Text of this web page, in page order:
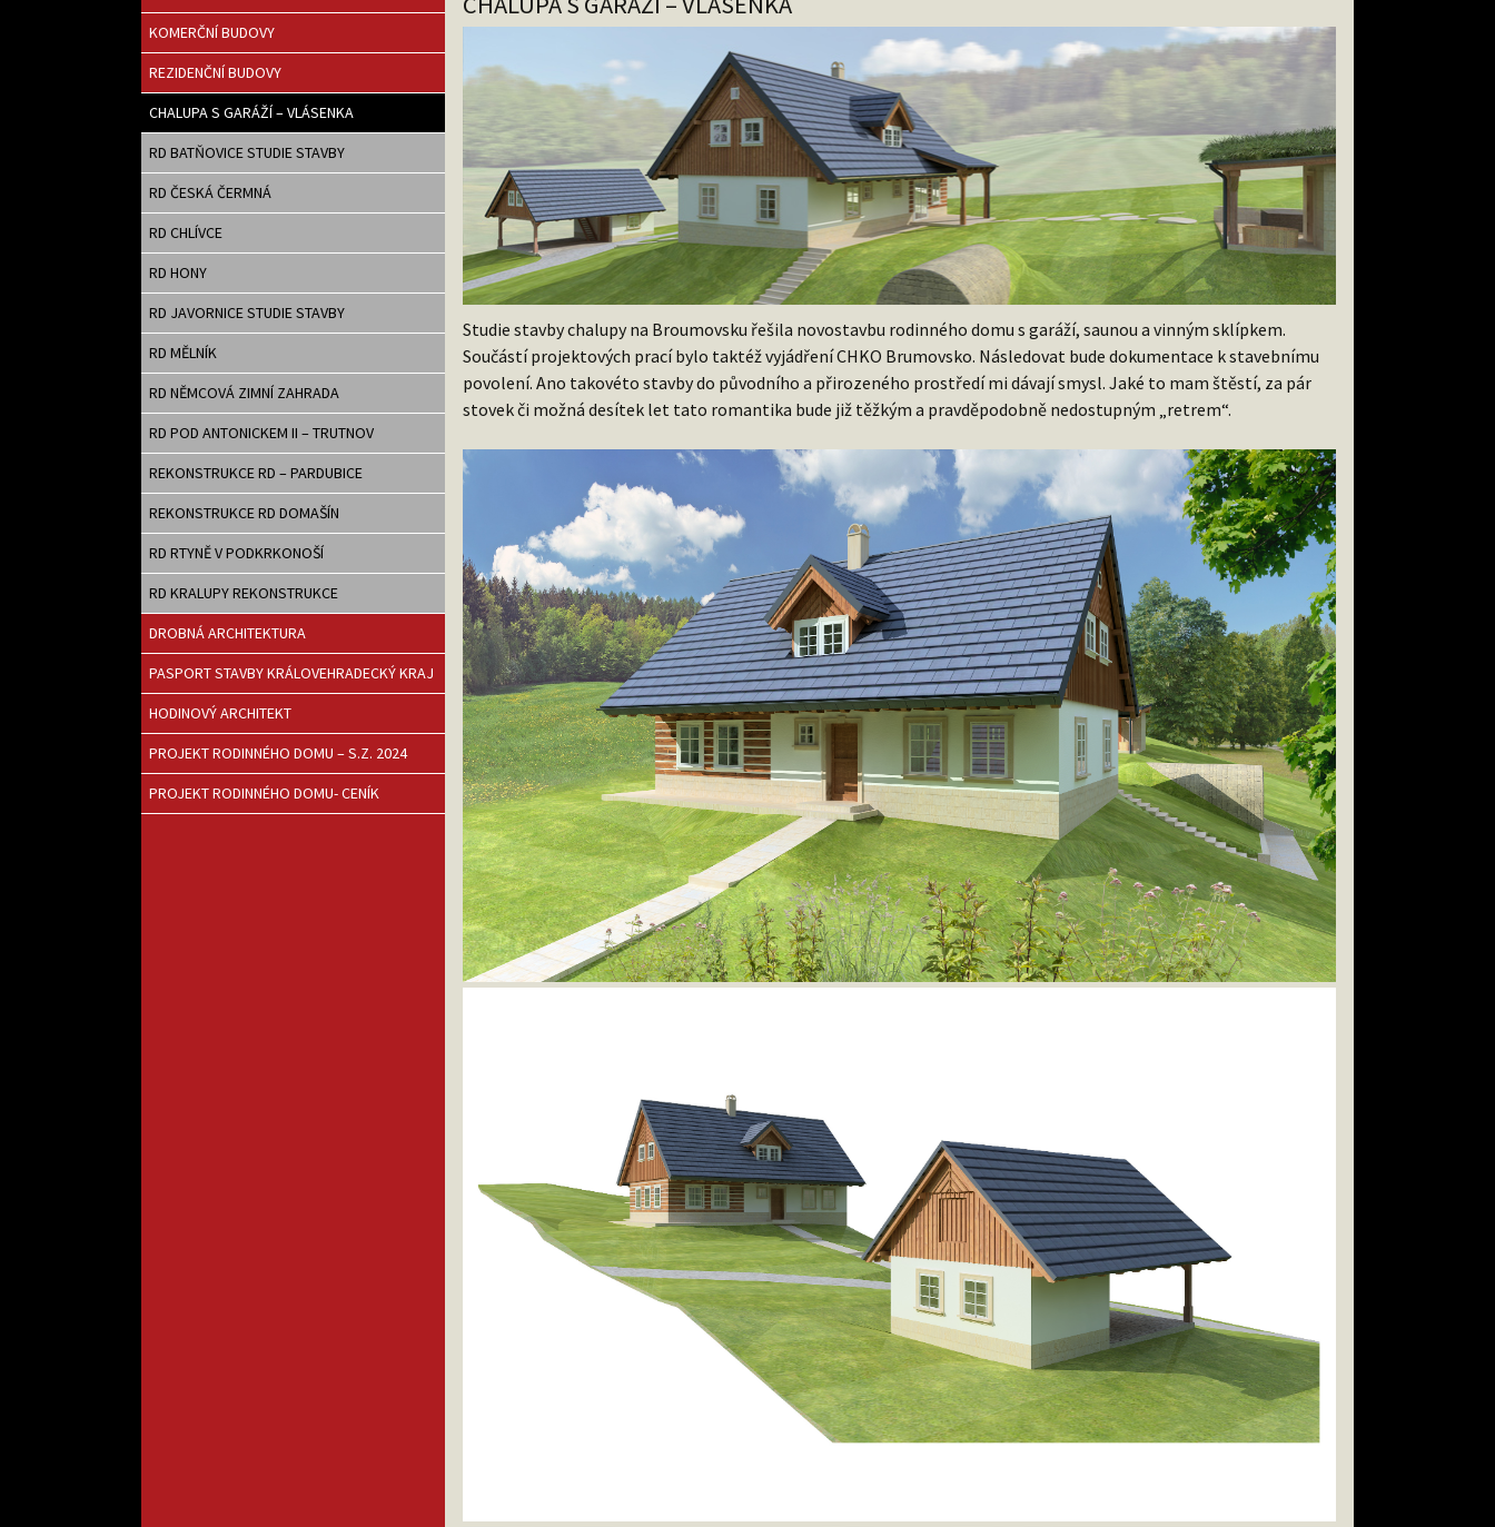
KOMERČNÍ BUDOVY
REZIDENČNÍ BUDOVY
CHALUPA S GARÁŽÍ – VLÁSENKA
RD BATŇOVICE STUDIE STAVBY
RD ČESKÁ ČERMNÁ
RD CHLÍVCE
RD HONY
RD JAVORNICE STUDIE STAVBY
RD MĚLNÍK
RD NĚMCOVÁ ZIMNÍ ZAHRADA
RD POD ANTONICKEM II – TRUTNOV
REKONSTRUKCE RD – PARDUBICE
REKONSTRUKCE RD DOMAŠÍN
RD RTYNĚ V PODKRKONOŠÍ
RD KRALUPY REKONSTRUKCE
DROBNÁ ARCHITEKTURA
PASPORT STAVBY KRÁLOVEHRADECKÝ KRAJ
HODINOVÝ ARCHITEKT
PROJEKT RODINNÉHO DOMU – S.Z. 2024
PROJEKT RODINNÉHO DOMU- CENÍK
Studie stavby chalupy na Broumovsku řešila novostavbu rodinného domu s garáží, saunou a vinným sklípkem.
Součástí projektových prací bylo taktéž vyjádření CHKO Brumovsko. Následovat bude dokumentace k stavebnímu
povolení. Ano takovéto stavby do původního a přirozeného prostředí mi dávají smysl. Jaké to mam štěstí, za pár
stovek či možná desítek let tato romantika bude již těžkým a pravděpodobně nedostupným „retrem“.